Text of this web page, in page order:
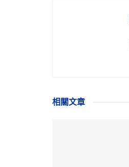
相關文章